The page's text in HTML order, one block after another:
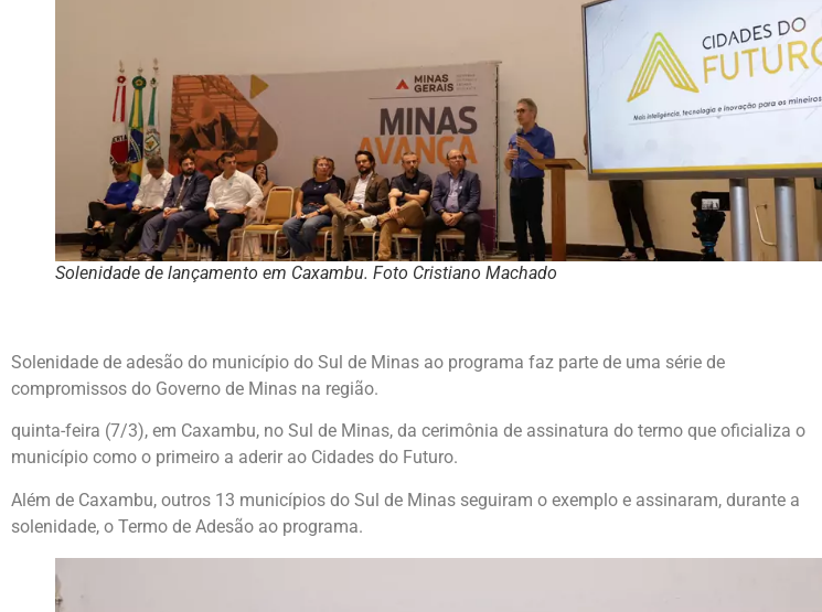
Solenidade de lançamento em Caxambu. Foto Cristiano Machado
Solenidade de adesão do município do Sul de Minas ao programa faz parte de uma série de
compromissos do Governo de Minas na região.
quinta-feira (7/3), em Caxambu, no Sul de Minas, da cerimônia de assinatura do termo que oficializa o
município como o primeiro a aderir ao Cidades do Futuro.
Além de Caxambu, outros 13 municípios do Sul de Minas seguiram o exemplo e assinaram, durante a
solenidade, o Termo de Adesão ao programa.